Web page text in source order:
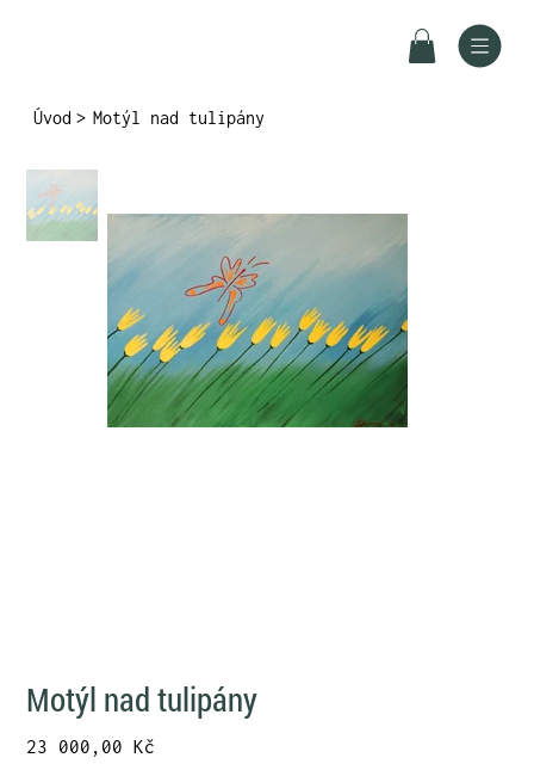
Úvod > Motýl nad tulipány
Motýl nad tulipány
Cena
23 000,00 Kč